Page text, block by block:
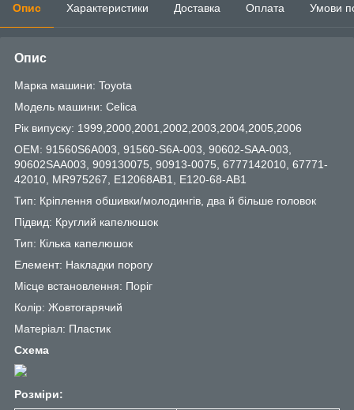
Опис Характеристики Доставка Оплата Умови
Опис
Марка машини: Toyota
Модель машини: Celica
Рік випуску: 1999,2000,2001,2002,2003,2004,2005,2006
OEM: 91560S6A003, 91560-S6A-003, 90602-SAA-003,
90602SAA003, 909130075, 90913-0075, 6777142010, 67771-
42010, MR975267, E12068AB1, E120-68-AB1
Тип: Кріплення обшивки/молодингів, два й більше головок
Підвид: Круглий капелюшок
Тип: Кілька капелюшок
Елемент: Накладки порогу
Місце встановлення: Поріг
Колір: Жовтогарячий
Матеріал: Пластик
Схема
Розміри: